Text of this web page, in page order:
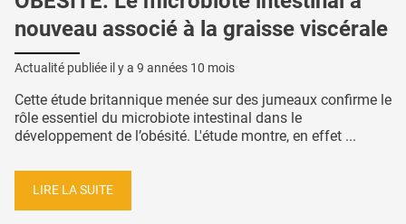
nouveau associé à la graisse viscérale
Actualité publiée il y a 9 années 10 mois
Cette étude britannique menée sur des jumeaux confirme le
rôle essentiel du microbiote intestinal dans le
développement de l’obésité. L'étude montre, en effet ...
LIRE LA SUITE